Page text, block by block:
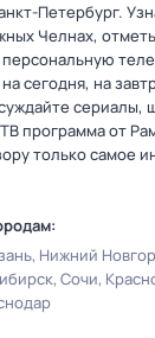
Петербург.
Челнах,
сегодня, на
сериалы,
программа от
только самое
Нижний
Сочи